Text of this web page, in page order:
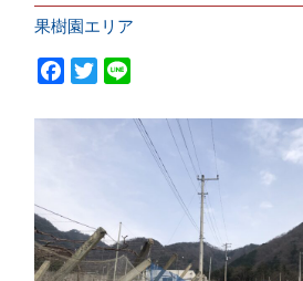
果樹園エリア
F
c
o
k
T
i
r
n